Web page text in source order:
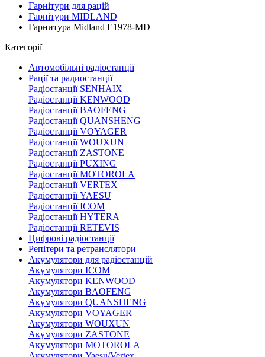
Гарнітури для рацій
Гарнітури MIDLAND
Гарнитура Midland E1978-MD
Категорії
Автомобільні радіостанції
Рації та радиостанції
Радіостанції SENHAIX
Радіостанції KENWOOD
Радіостанції BAOFENG
Радіостанції QUANSHENG
Радіостанції VOYAGER
Радіостанції WOUXUN
Радіостанції ZASTONE
Радіостанції PUXING
Радіостанції MOTOROLA
Радіостанції VERTEX
Радіостанції YAESU
Радіостанції ICOM
Радіостанції HYTERA
Радіостанції RETEVIS
Цифрові радіостанції
Репітери та ретранслятори
Акумулятори для радіостанцій
Акумулятори ICOM
Акумулятори KENWOOD
Акумулятори BAOFENG
Акумулятори QUANSHENG
Акумулятори VOYAGER
Акумулятори WOUXUN
Акумулятори ZASTONE
Акумулятори MOTOROLA